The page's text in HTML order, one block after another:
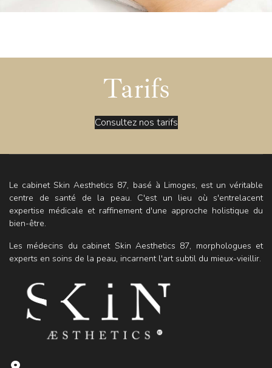
Tarifs
Consultez nos tarifs
Le cabinet Skin Aesthetics 87, basé à Limoges, est un véritable
centre de santé de la peau. C'est un lieu où s'entrelacent
expertise médicale et raffinement d'une approche holistique du
bien-être.
Les médecins du cabinet Skin Aesthetics 87, morphologues et
experts en soins de la peau, incarnent l'art subtil du mieux-vieillir.